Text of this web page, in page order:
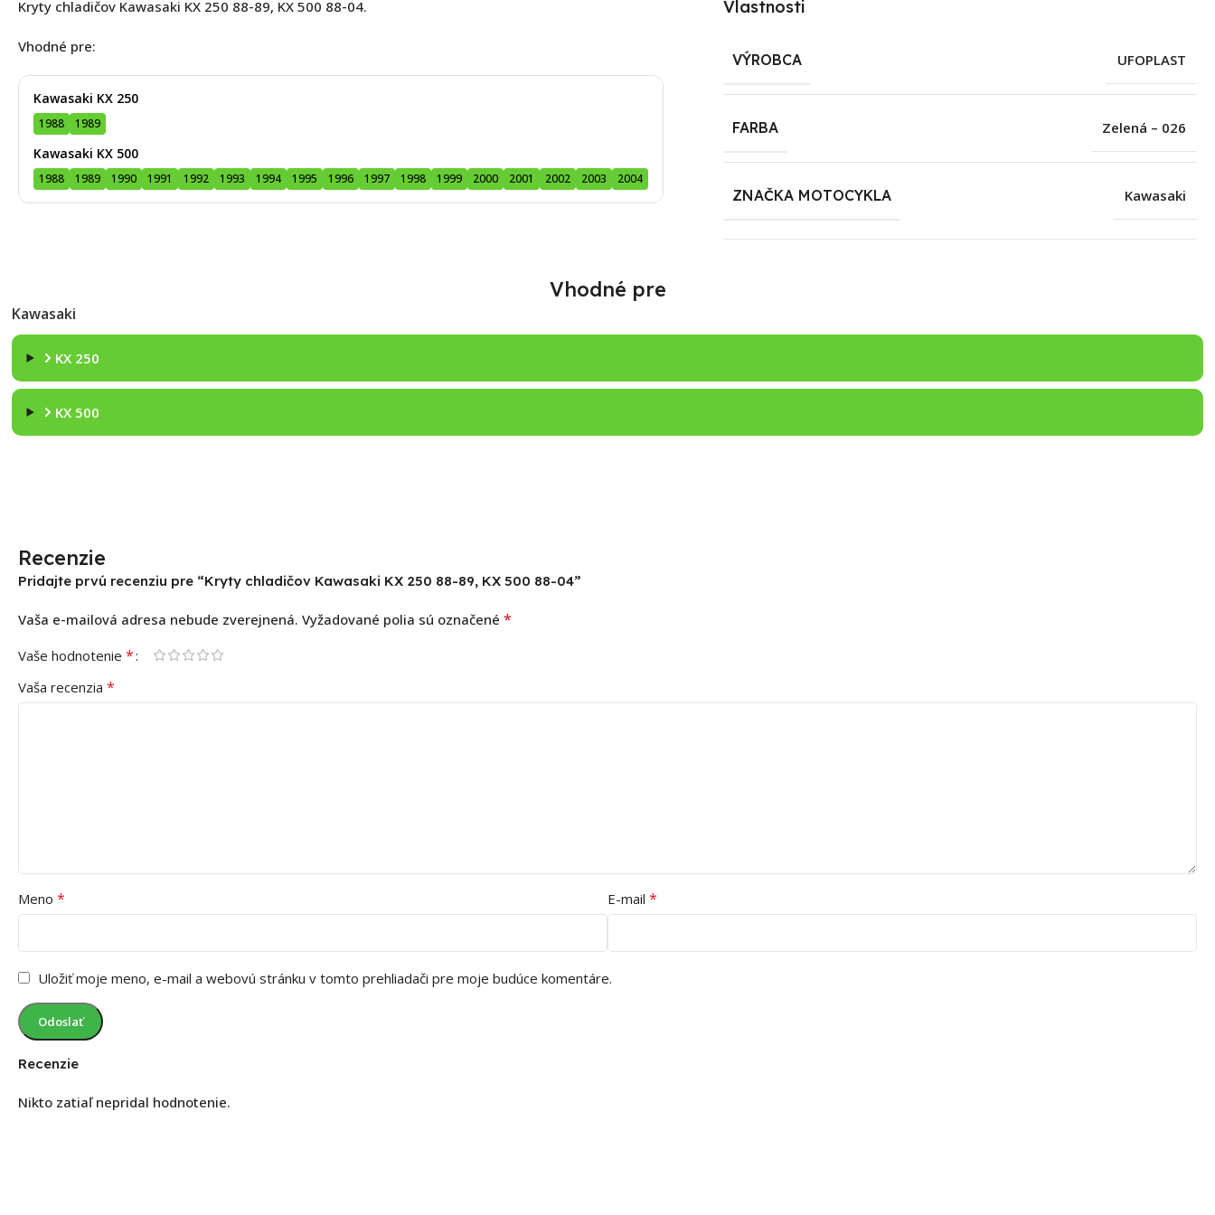
Kryty chladičov Kawasaki KX 250 88-89, KX 500 88-04.
Vhodné pre:
Kawasaki KX 250
1988 1989
Kawasaki KX 500
1988 1989 1990 1991 1992 1993 1994 1995 1996 1997 1998 1999 2000 2001 2002 2003 2004
Vlastnosti
VÝROBCA UFOPLAST
FARBA Zelená – 026
ZNAČKA MOTOCYKLA Kawasaki
Vhodné pre
Kawasaki
KX 250
KX 500
Recenzie
Recenzie
Nikto zatiaľ nepridal hodnotenie.
Pridajte prvú recenziu pre “Kryty chladičov Kawasaki KX 250 88-89, KX 500 88-04”
Vaša e-mailová adresa nebude zverejnená. Vyžadované polia sú označené *
Vaše hodnotenie *
Vaša recenzia *
Meno * E-mail *
Uložiť moje meno, e-mail a webovú stránku v tomto prehliadači pre moje budúce komentáre.